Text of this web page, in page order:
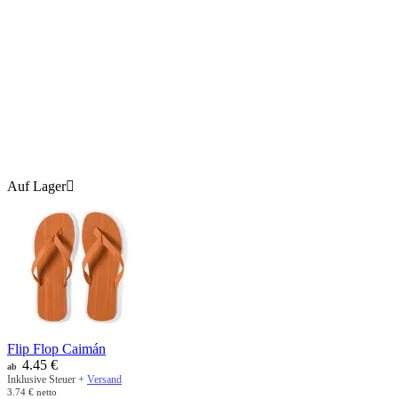
Auf Lager
Flip Flop Caimán
ab 4.45 €
Inklusive Steuer + Versand
3.74 € netto